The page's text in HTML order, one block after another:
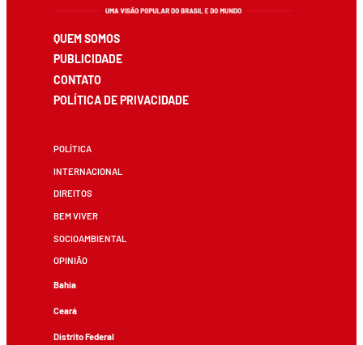
QUEM SOMOS
PUBLICIDADE
CONTATO
POLÍTICA DE PRIVACIDADE
POLÍTICA
INTERNACIONAL
DIREITOS
BEM VIVER
SOCIOAMBIENTAL
OPINIÃO
Bahia
Ceará
Distrito Federal